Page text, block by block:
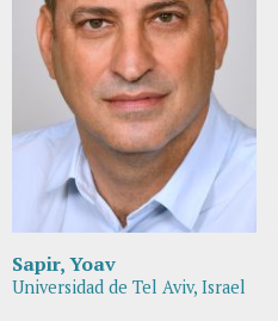
Sapir, Yoav
Universidad de Tel Aviv, Israel